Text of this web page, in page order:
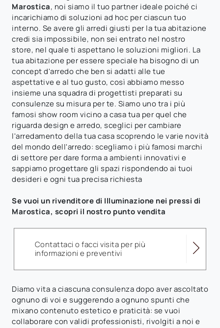
Marostica, noi siamo il tuo partner ideale poiché ci
incarichiamo di soluzioni ad hoc per ciascun tuo
interno. Se avere gli arredi giusti per la tua abitazione
credi sia impossibile, non sei entrato nel nostro
store, nel quale ti aspettano le soluzioni migliori. La
tua abitazione per essere speciale ha bisogno di un
concept d'arredo che ben si adatti alle tue
aspettative e al tuo gusto, così abbiamo messo
insieme una squadra di progettisti preparati su
consulenze su misura per te. Siamo uno tra i più
famosi show room vicino a casa tua per quel che
riguarda design e arredo, sceglici per cambiare
l'arredamento della tua casa scoprendo le varie novità
del mondo dell'arredo: scegliamo i più famosi marchi
di settore per dare forma a ambienti innovativi e
sappiamo progettare gli spazi rispondendo ai tuoi
desideri e ogni tua precisa richiesta
Se vuoi un rivenditore di Illuminazione nei pressi di
Marostica, scopri il nostro punto vendita
Contattaci o facci visita per più
informazioni e preventivi
Diamo vita a ciascuna consulenza dopo aver ascoltato
ognuno di voi e suggerendo a ognuno spunti che
mixano contenuto estetico e praticità: se vuoi
collaborare con validi professionisti, rivolgiti a noi e